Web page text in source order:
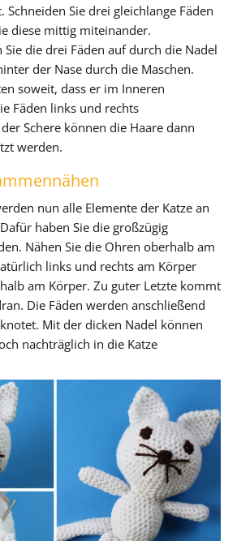
Sie drei gleichlange Fäden
diese mittig miteinander.
die drei Fäden auf durch die Nadel
der Nase durch die Maschen.
soweit, dass er im Inneren
Fäden links und rechts
Schere können die Haare dann
werden.
nun alle Elemente der Katze an
haben Sie die großzügig
Nähen Sie die Ohren oberhalb am
links und rechts am Körper
am Körper. Zu guter Letzte kommt
Die Fäden werden anschließend
Mit der dicken Nadel können
nachträglich in die Katze